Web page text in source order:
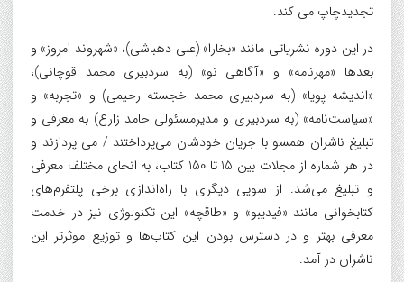
تجدیدچاپ می کند.
در این دوره نشریاتی مانند «بخارا» (علی دهباشی)، «شهروند امروز» و
بعدها «مهرنامه» و «آگاهی نو» (به سردبیری محمد قوچانی)،
«اندیشه پویا» (به سردبیری محمد خجسته رحیمی) و «تجربه» و
«سیاست‌نامه» (به سردبیری و مدیرمسئولی حامد زارع) به معرفی و
تبلیغ ناشران همسو با جریان خودشان می‌پرداختند / می پردازند و
در هر شماره از مجلات بین 15 تا 150 کتاب، به انحای مختلف معرفی
و تبلیغ می‌شد. از سویی دیگری با راه‌اندازی برخی پلتفرم‌های
کتابخوانی مانند «فیدیبو» و «طاقچه» این تکنولوژی نیز در خدمت
معرفی بهتر و در دسترس بودن این کتاب‌ها و توزیع موثرتر این
ناشران در آمد.